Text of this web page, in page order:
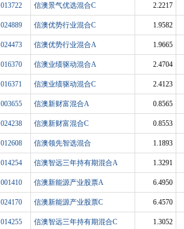
013722 信澳景气优选混合C 2.2217
024889 信澳优势行业混合C 1.9582
024473 信澳优势行业混合A 1.9665
016370 信澳业绩驱动混合A 2.4704
016371 信澳业绩驱动混合C 2.4123
003655 信澳新财富混合A 0.8565
024238 信澳新财富混合C 0.8553
012608 信澳领先智选混合 1.1893
014254 信澳智远三年持有期混合A 1.3291
001410 信澳新能源产业股票A 6.4950
024170 信澳新能源产业股票C 6.4570
014255 信澳智远三年持有期混合C 1.3052